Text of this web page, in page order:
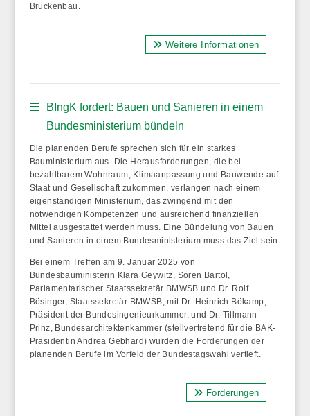
Brückenbau.
Weitere Informationen
BIngK fordert: Bauen und Sanieren in einem
Bundesministerium bündeln
Die planenden Berufe sprechen sich für ein starkes
Bauministerium aus. Die Herausforderungen, die bei
bezahlbarem Wohnraum, Klimaanpassung und Bauwende auf
Staat und Gesellschaft zukommen, verlangen nach einem
eigenständigen Ministerium, das zwingend mit den
notwendigen Kompetenzen und ausreichend finanziellen
Mittel ausgestattet werden muss. Eine Bündelung von Bauen
und Sanieren in einem Bundesministerium muss das Ziel sein.
Bei einem Treffen am 9. Januar 2025 von
Bundesbauministerin Klara Geywitz, Sören Bartol,
Parlamentarischer Staatssekretär BMWSB und Dr. Rolf
Bösinger, Staatssekretär BMWSB, mit Dr. Heinrich Bökamp,
Präsident der Bundesingenieurkammer, und Dr. Tillmann
Prinz, Bundesarchitektenkammer (stellvertretend für die BAK-
Präsidentin Andrea Gebhard) wurden die Forderungen der
planenden Berufe im Vorfeld der Bundestagswahl vertieft.
Forderungen